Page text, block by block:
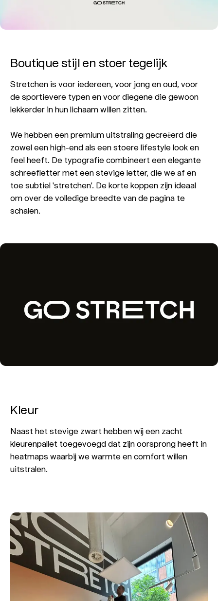
Boutique stijl en stoer tegelijk
Stretchen is voor iedereen, voor jong en oud, voor
de sportievere typen en voor diegene die gewoon
lekkerder in hun lichaam willen zitten.
We hebben een premium uitstraling gecreëerd die
zowel een high-end als een stoere lifestyle look en
feel heeft. De typografie combineert een elegante
schreefletter met een stevige letter, die we af en
toe subtiel 'stretchen'. De korte koppen zijn ideaal
om over de volledige breedte van de pagina te
schalen.
Kleur
Naast het stevige zwart hebben wij een zacht
kleurenpallet toegevoegd dat zijn oorsprong heeft in
heatmaps waarbij we warmte en comfort willen
uitstralen.